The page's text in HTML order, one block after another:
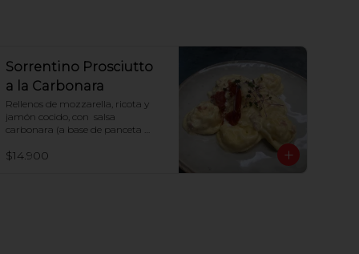
Sorrentino Prosciutto
a la Carbonara
Rellenos de mozzarella, ricota y
jamón cocido, con  salsa
carbonara (a base de panceta
$14.900